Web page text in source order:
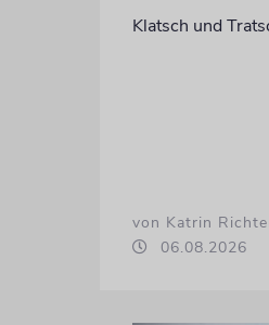
Klatsch und
von Katrin
06.08.2026